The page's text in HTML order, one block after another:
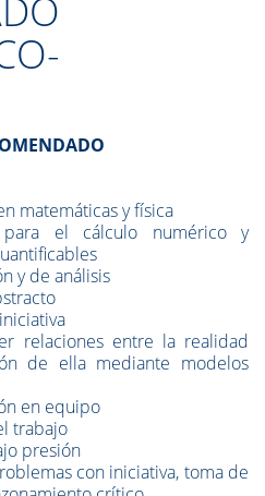
matemáticas y física
el cálculo numérico y
y de análisis
relaciones entre la realidad
de ella mediante modelos
en equipo
trabajo
presión
con iniciativa, toma de